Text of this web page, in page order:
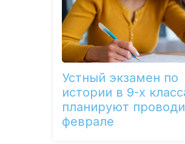
Устный экзамен по
истории в 9-х
планируют
феврале